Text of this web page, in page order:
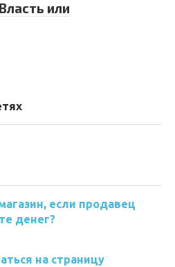
или
если продавец
денег?
на страницу